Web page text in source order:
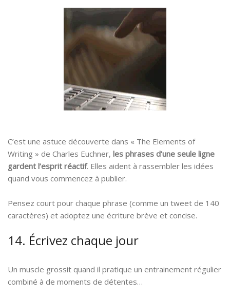
C’est une astuce découverte dans « The Elements of
Writing » de Charles Euchner, les phrases d’une seule ligne
gardent l’esprit réactif. Elles aident à rassembler les idées
quand vous commencez à publier.
Pensez court pour chaque phrase (comme un tweet de 140
caractères) et adoptez une écriture brève et concise.
14. Écrivez chaque jour
Un muscle grossit quand il pratique un entrainement régulier
combiné à de moments de détentes…